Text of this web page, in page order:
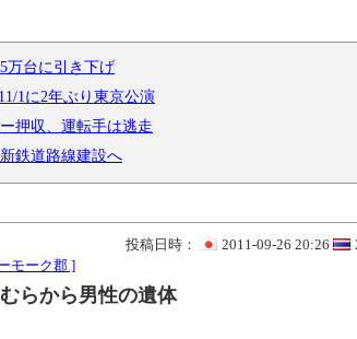
万台に引き下げ
1に2年ぶり東京公演
押収、運転手は逃走
鉄道路線建設へ
投稿日時： 2011-09-26 20:26
モーク郡 ]
らから男性の遺体